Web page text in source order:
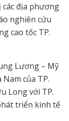
địa phương
nghiên cứu
cao tốc TP.
Lương – Mỹ
của TP.
Long với TP.
triển kinh tế